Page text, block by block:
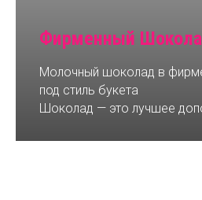
Фирменный
Молочный шоколад в
под стиль букета
Шоколад — это лучшее